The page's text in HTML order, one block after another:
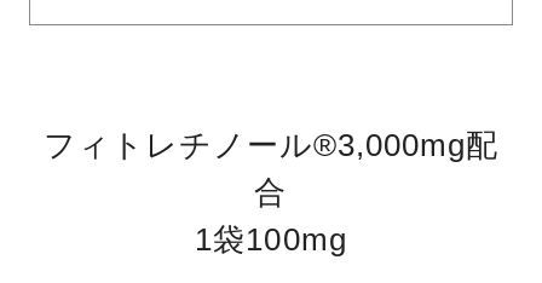
フィトレチノール®3,000mg配
合
1袋100mg